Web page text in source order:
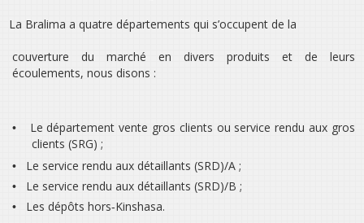
La Bralima a quatre départements qui s’occupent de la
couverture du marché en divers produits et de leurs
écoulements, nous disons :
•
Le département vente gros clients ou service rendu aux gros
clients (SRG) ;
• Le service rendu aux détaillants (SRD)/A ;
• Le service rendu aux détaillants (SRD)/B ;
• Les dépôts hors‐Kinshasa.